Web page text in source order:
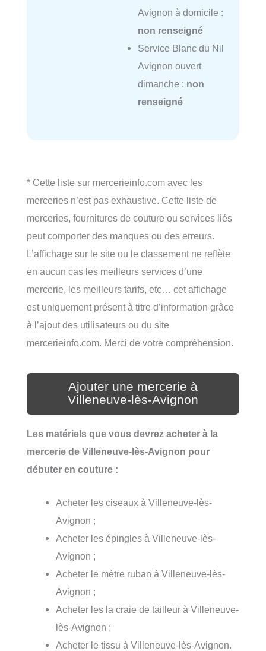
Avignon à domicile :
non renseigné
Service Blanc du Nil
Avignon ouvert
dimanche : non
renseigné
* Cette liste sur mercerieinfo.com avec les
merceries n’est pas exhaustive. Cette liste de
merceries, fournitures de couture ou services liés
peut comporter des manques ou des erreurs.
L’affichage sur le site ou le classement ne reflète
en aucun cas les meilleurs services d’une
mercerie, les meilleurs tarifs, etc… cet affichage
est uniquement présent à titre d’information grâce
à l’ajout des utilisateurs ou du site
mercerieinfo.com. Merci de votre compréhension.
Ajouter une mercerie à
Villeneuve-lès-Avignon
Les matériels que vous devrez acheter à la
mercerie de Villeneuve-lès-Avignon pour
débuter en couture :
Acheter les ciseaux à Villeneuve-lès-
Avignon ;
Acheter les épingles à Villeneuve-lès-
Avignon ;
Acheter le mètre ruban à Villeneuve-lès-
Avignon ;
Acheter les la craie de tailleur à Villeneuve-
lès-Avignon ;
Acheter le tissu à Villeneuve-lès-Avignon.